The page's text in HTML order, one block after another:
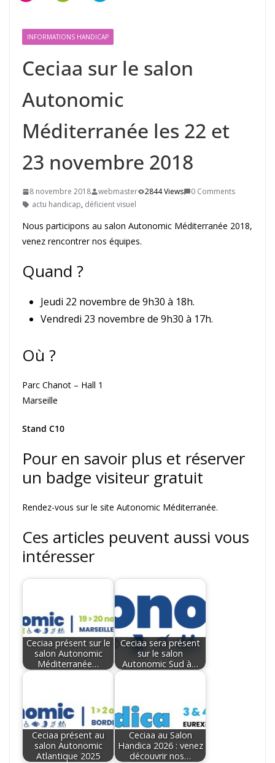
INFORMATIONS HANDICAP
Ceciaa sur le salon
Autonomic
Méditerranée les 22 et
23 novembre 2018
8 novembre 2018 webmaster 2844 Views
0 Comments
actu handicap, déficient visuel
Nous participons au salon Autonomic Méditerranée 2018,
venez rencontrer nos équipes.
Quand ?
Jeudi 22 novembre de 9h30 à 18h.
Vendredi 23 novembre de 9h30 à 17h.
Où ?
Parc Chanot – Hall 1
Marseille
Stand C10
Pour en savoir plus et réserver
un badge visiteur gratuit
Rendez-vous sur le site Autonomic Méditerranée.
Ces articles peuvent aussi vous
intéresser
Ceciaa présent sur le
salon Autonomic
Méditerranée…
Ceciaa sera présent
sur le salon
Autonomic Sud à…
Ceciaa présent au
salon Autonomic
Atlantique 2025
Ceciaa au Salon
Handica 2026 : venez
découvrir nos…